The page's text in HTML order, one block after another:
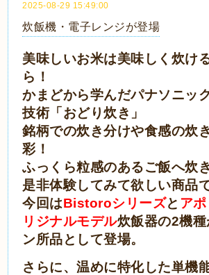
2025-08-29 15:49:00
炊飯機・電子レンジが登場
美味しいお米は美味しく炊け
ら！
かまどから学んだパナソニッ
技術「おどり炊き」
銘柄での炊き分けや食感の炊
彩！
ふっくら粒感のあるご飯へ炊
是非体験してみて欲しい商品で
今回はBistoroシリーズと ア
リジナルモデル炊飯器の2機種
ン所品として登場。
さらに、温めに特化した単機